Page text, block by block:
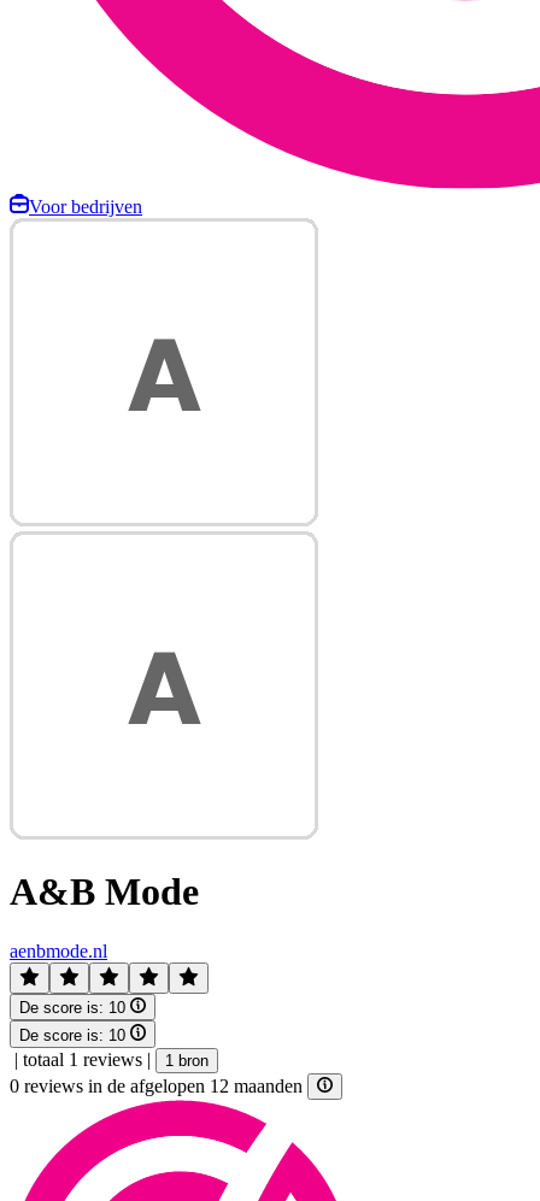
Voor bedrijven
A&B Mode
aenbmode.nl
De score is: 10
De score is: 10
| totaal 1 reviews | 1 bron
0 reviews in de afgelopen 12 maanden